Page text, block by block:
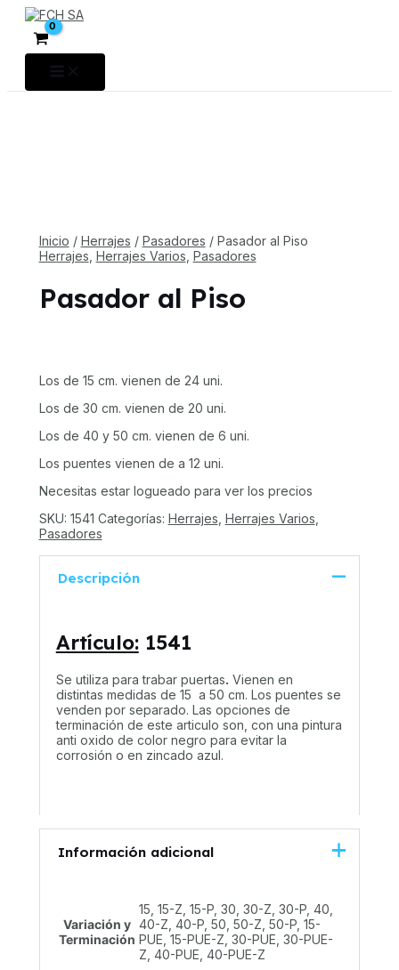
contenido
Main
Menu
Inicio / Herrajes / Pasadores / Pasador al Piso
Herrajes Herrajes Varios Pasadores
Pasador al Piso
Los de 15 cm. vienen de 24 uni.
Los de 30 cm. vienen de 20 uni.
Los de 40 y 50 cm. vienen de 6 uni.
Los puentes vienen de a 12 uni.
Necesitas estar logueado para ver los precios
SKU: 1541 Categorías: Herrajes, Herrajes Varios,
Pasadores
Descripción
Artículo:1541
Se utiliza para trabar puertas. Vienen en
distintas medidas de 15 a 50 cm. Los puentes se
venden por separado. Las opciones de
terminación de este articulo son, con una pintura
anti oxido de color negro para evitar la
corrosión o en zincado azul.
Información adicional
Variación y
Terminación
15, 15-Z, 15-P, 30, 30-Z, 30-P, 40,
40-Z, 40-P, 50, 50-Z, 50-P, 15-
PUE, 15-PUE-Z, 30-PUE, 30-PUE-
Z, 40-PUE, 40-PUE-Z